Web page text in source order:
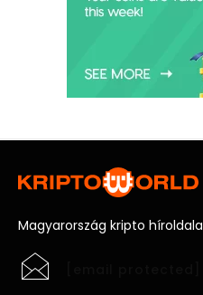
Magyarország kripto híroldala